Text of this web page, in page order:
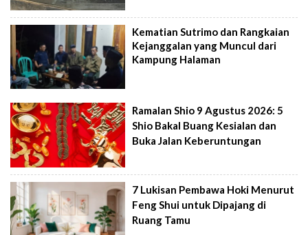
Kematian Sutrimo dan Rangkaian
Kejanggalan yang Muncul dari
Kampung Halaman
Ramalan Shio 9 Agustus 2026: 5
Shio Bakal Buang Kesialan dan
Buka Jalan Keberuntungan
7 Lukisan Pembawa Hoki Menurut
Feng Shui untuk Dipajang di
Ruang Tamu